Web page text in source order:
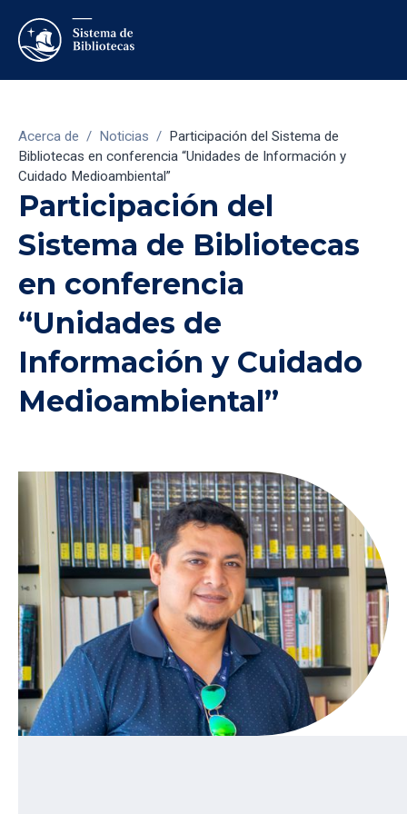
Acerca de / Noticias / Participación del Sistema de
Bibliotecas en conferencia “Unidades de Información y
Cuidado Medioambiental”
Participación del
Sistema de Bibliotecas
en conferencia
“Unidades de
Información y Cuidado
Medioambiental”